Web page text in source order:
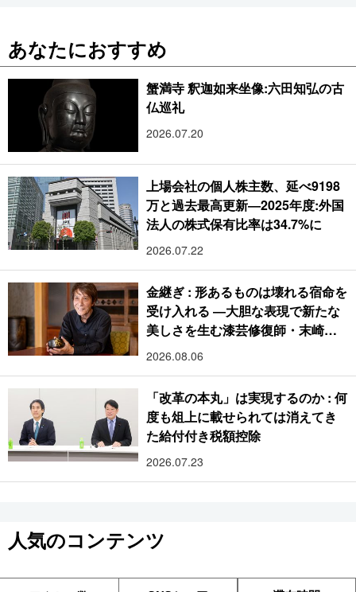
あなたにおすすめ
蟹満寺 釈迦如来坐像:六田知弘の古
仏巡礼
2026.07.20
上場会社の個人株主数、延べ9198
万と過去最高更新―2025年度:外国
法人の株式保有比率は34.7%に
2026.07.22
金継ぎ : 形あるものは壊れる宿命を
受け入れる ―大胆な表現で新たな
美しさを生む漆芸修復師・末崎広
樹
2026.08.06
「改革の本丸」は実現するのか : 何
度も俎上に載せられては消えてき
た給付付き税額控除
2026.07.23
人気のコンテンツ